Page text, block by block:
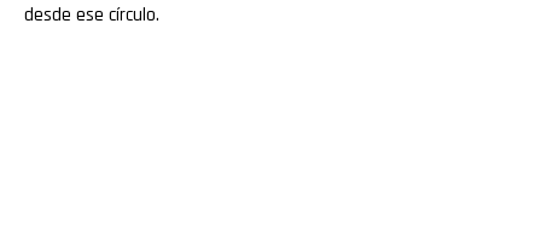
desde ese círculo.